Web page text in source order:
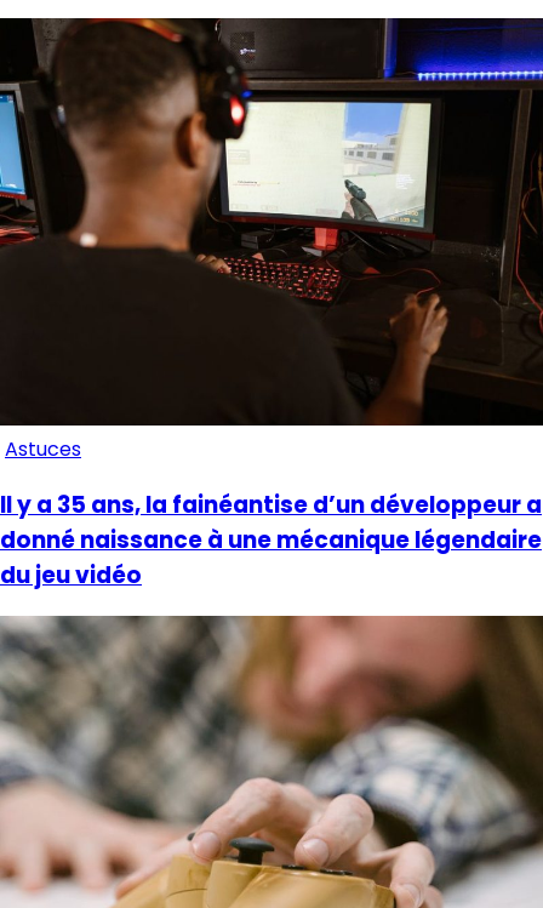
Astuces
Il y a 35 ans, la fainéantise d’un développeur a
donné naissance à une mécanique légendaire
du jeu vidéo